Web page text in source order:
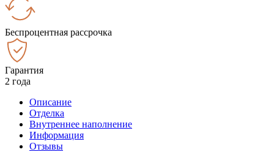
Беспроцентная рассрочка
Гарантия
2 года
Описание
Отделка
Внутреннее наполнение
Информация
Отзывы